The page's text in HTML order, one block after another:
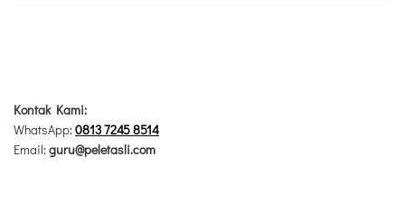
Kontak Kami:
WhatsApp:0813 7245 8514
Email:guru@peletasli.com